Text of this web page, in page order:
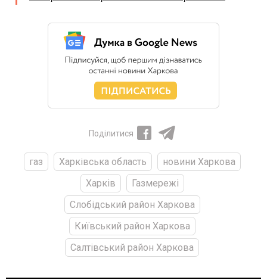
Поділитися
газ Харківська область
новини Харкова
Харків
Газмережі
Слобідський район Харкова
Київський район Харкова
Салтівський район Харкова